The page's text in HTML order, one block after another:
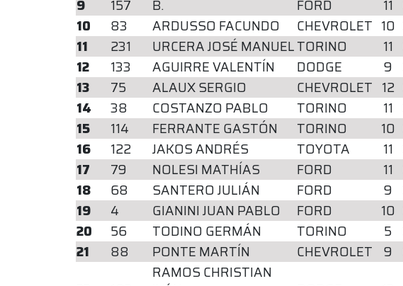
9
157
B.
FORD 11
10
83 ARDUSSO FACUNDO CHEVROLET 10
11
231 URCERA JOSÉ MANUELTORINO 11
12
133 AGUIRRE VALENTÍN DODGE 9
13
75 ALAUX SERGIO CHEVROLET 12
14
38 COSTANZO PABLO TORINO 11
15
114 FERRANTE GASTÓN TORINO 10
16
122 JAKOS ANDRÉS TOYOTA 11
17
79 NOLESI MATHÍAS FORD 11
18
68 SANTERO JULIÁN FORD 9
19
4 GIANINI JUAN PABLO FORD 10
20
56 TODINO GERMÁN TORINO 5
21
88 PONTE MARTÍN CHEVROLET 9
RAMOS CHRISTIAN